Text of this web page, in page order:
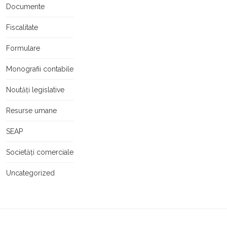
Documente
Fiscalitate
Formulare
Monografii contabile
Noutăți legislative
Resurse umane
SEAP
Societăți comerciale
Uncategorized